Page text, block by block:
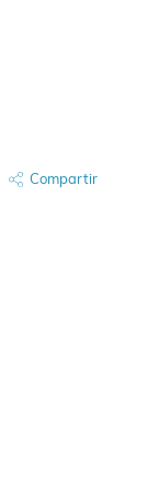
Compartir